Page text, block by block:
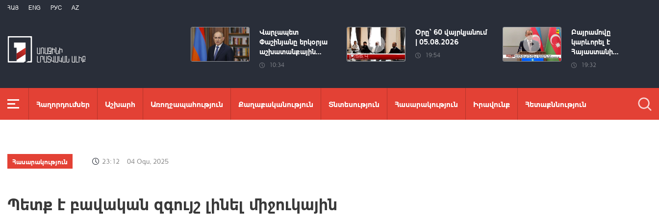
ՀԱՅ ENG РУС AZ
Վարչապետ
Փաշինյանը երկօրյա
աշխատանքային...
10:34
Օրը՝ 60 վայրկյանում
| 05.08.2026
19:54
Բայրամովը
կարևորել է
Հայաստանի...
19:32
Հաղորդումներ Աշխարհ Առողջապահություն Քաղաքականություն Տնտեսություն Հասարակություն Իրավունք Հետաքննություն
Հասարակություն 23:12 04 Օգս, 2025
Պետք է բավական զգույշ լինել միջուկային